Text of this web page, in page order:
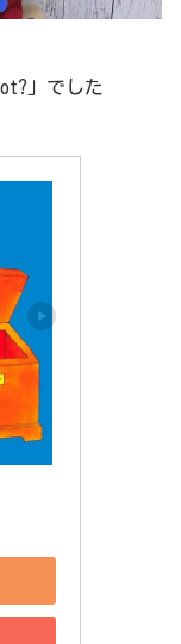
」でした